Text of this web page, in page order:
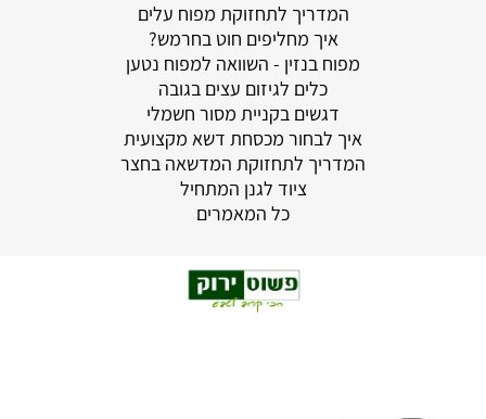
המדריך לתחזוקת מפוח עלים
איך מחליפים חוט בחרמש?
מפוח בנזין - השוואה למפוח נטען
כלים לגיזום עצים בגובה
דגשים בקניית מסור חשמלי
איך לבחור מכסחת דשא מקצועית
המדריך לתחזוקת המדשאה בחצר
ציוד לגנן המתחיל
כל המאמרים